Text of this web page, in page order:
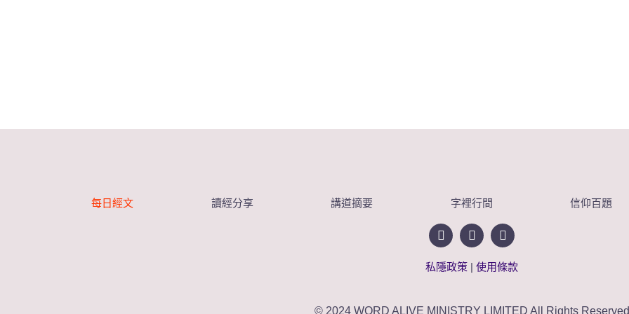
每日經文 讀經分享 講道摘要 字裡行間 信仰百題
私隱政策 | 使用條款
© 2024 WORD ALIVE MINISTRY LIMITED All Rights Reserved